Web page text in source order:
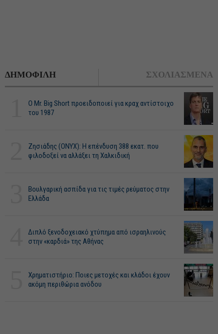
ΔΗΜΟΦΙΛΗ ΣΧΟΛΙΑΣΜΕΝΑ
O Mr. Big Short προειδοποιεί για κραχ αντίστοιχο
του 1987
Ζησιάδης (ONYX): Η επένδυση 388 εκατ. που
φιλοδοξεί να αλλάξει τη Χαλκιδική
Βουλγαρική ασπίδα για τις τιμές ρεύματος στην
Ελλάδα
Διπλό ξενοδοχειακό χτύπημα από ισραηλινούς
στην «καρδιά» της Αθήνας
Χρηματιστήριο: Ποιες μετοχές και κλάδοι έχουν
ακόμη περιθώρια ανόδου